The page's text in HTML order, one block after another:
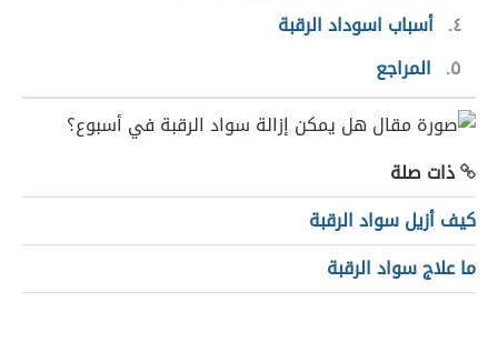
٤ أسباب اسوداد الرقبة
٥
المراجع
ذات صلة
كيف أزيل سواد الرقبة
ما علاج سواد الرقبة